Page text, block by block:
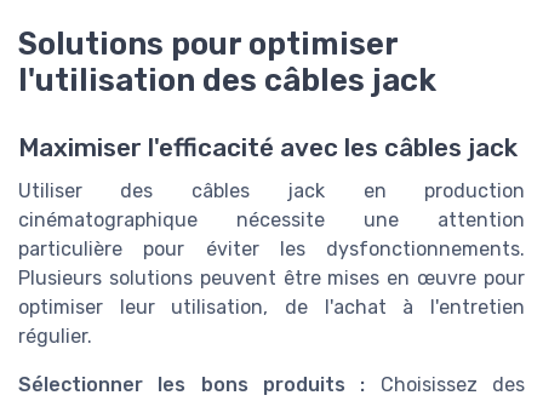
Solutions pour optimiser
l'utilisation des câbles jack
Maximiser l'efficacité avec les câbles jack
Utiliser des câbles jack en production
cinématographique nécessite une attention
particulière pour éviter les dysfonctionnements.
Plusieurs solutions peuvent être mises en œuvre pour
optimiser leur utilisation, de l'achat à l'entretien
régulier.
Sélectionner les bons produits : Choisissez des